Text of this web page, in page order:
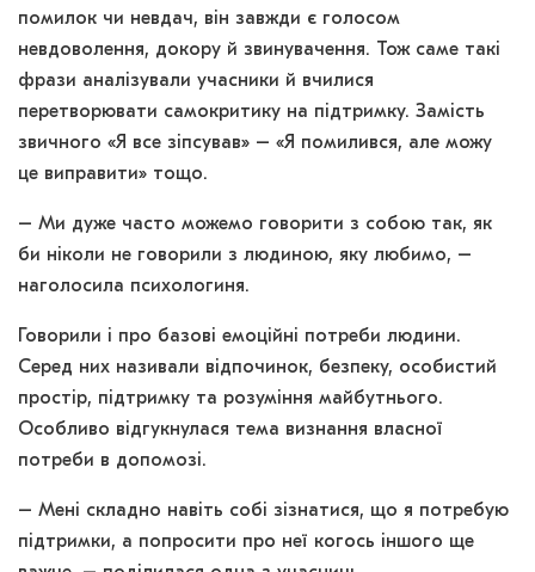
помилок чи невдач, він завжди є голосом
невдоволення, докору й звинувачення. Тож саме такі
фрази аналізували учасники й вчилися
перетворювати самокритику на підтримку. Замість
звичного «Я все зіпсував» – «Я помилився, але можу
це виправити» тощо.
– Ми дуже часто можемо говорити з собою так, як
би ніколи не говорили з людиною, яку любимо, –
наголосила психологиня.
Говорили і про базові емоційні потреби людини.
Серед них називали відпочинок, безпеку, особистий
простір, підтримку та розуміння майбутнього.
Особливо відгукнулася тема визнання власної
потреби в допомозі.
– Мені складно навіть собі зізнатися, що я потребую
підтримки, а попросити про неї когось іншого ще